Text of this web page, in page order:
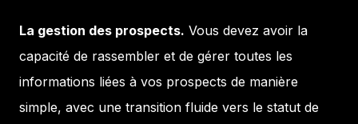
La gestion des prospects. Vous devez avoir la
capacité de rassembler et de gérer toutes les
informations liées à vos prospects de manière
simple, avec une transition fluide vers le statut de